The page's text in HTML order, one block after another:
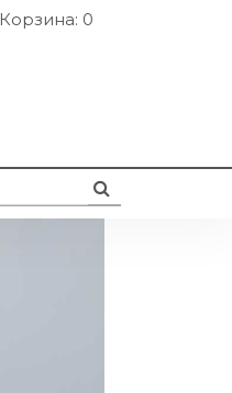
Корзина: 0